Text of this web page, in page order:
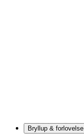
Bryllup & forlovelse